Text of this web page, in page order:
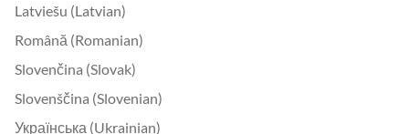
Latviešu (Latvian)
Română (Romanian)
Slovenčina (Slovak)
Slovenščina (Slovenian)
Українська (Ukrainian)